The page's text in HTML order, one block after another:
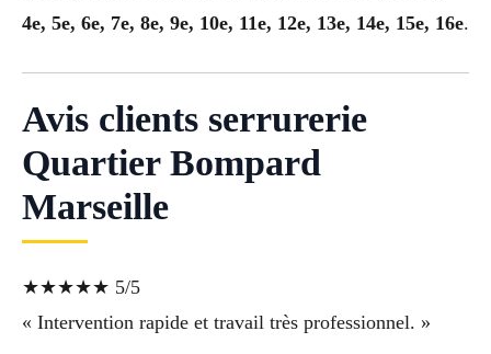
4e, 5e, 6e, 7e, 8e, 9e, 10e, 11e, 12e, 13e, 14e, 15e, 16e.
Avis clients serrurerie
Quartier Bompard
Marseille
★★★★★ 5/5
« Intervention rapide et travail très professionnel. »